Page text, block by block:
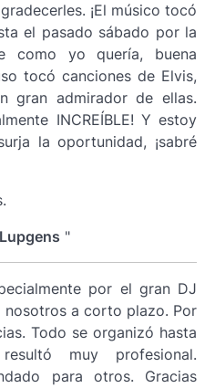
¡El músico tocó
el pasado sábado por la
como yo quería, buena
tocó canciones de Elvis,
gran admirador de ellas.
INCREÍBLE! Y estoy
la oportunidad, ¡sabré
"
por el gran DJ
a corto plazo. Por
Todo se organizó hasta
muy profesional.
para otros. Gracias